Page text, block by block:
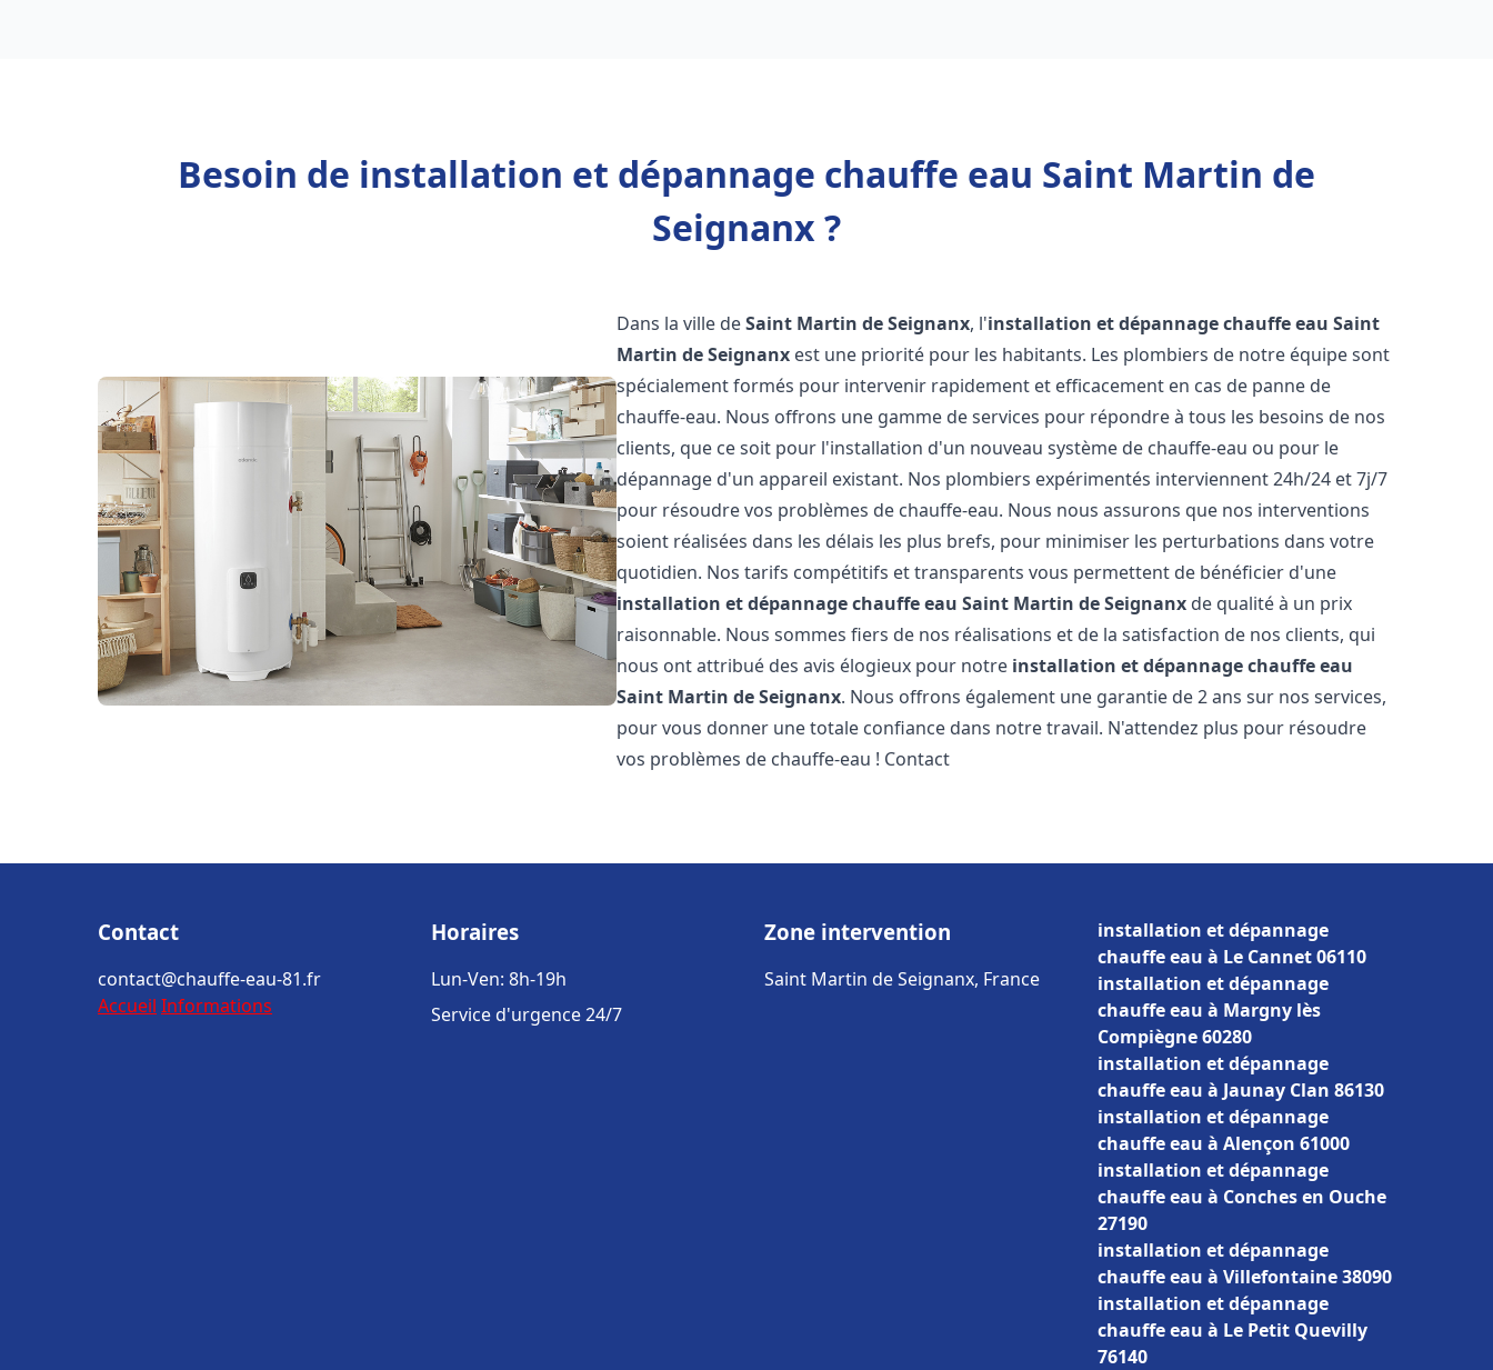
Besoin de installation et dépannage chauffe eau Saint Martin de
Seignanx ?
Dans la ville deSaint Martin de Seignanx, l'installation et dépannage chauffe eau Saint
Martin de Seignanx est une priorité pour les habitants. Les plombiers de notre équipe sont
spécialement formés pour intervenir rapidement et efficacement en cas de panne de
chauffe-eau. Nous offrons une gamme de services pour répondre à tous les besoins de nos
clients, que ce soit pour l'installation d'un nouveau système de chauffe-eau ou pour le
dépannage d'un appareil existant. Nos plombiers expérimentés interviennent 24h/24 et 7j/7
pour résoudre vos problèmes de chauffe-eau. Nous nous assurons que nos interventions
soient réalisées dans les délais les plus brefs, pour minimiser les perturbations dans votre
quotidien. Nos tarifs compétitifs et transparents vous permettent de bénéficier d'une
installation et dépannage chauffe eau Saint Martin de Seignanx de qualité à un prix
raisonnable. Nous sommes fiers de nos réalisations et de la satisfaction de nos clients, qui
nous ont attribué des avis élogieux pour notre installation et dépannage chauffe eau
Saint Martin de Seignanx. Nous offrons également une garantie de 2 ans sur nos services,
pour vous donner une totale confiance dans notre travail. N'attendez plus pour résoudre
vos problèmes de chauffe-eau ! Contact
Contact
contact@chauffe-eau-81.fr
Accueil Informations
Horaires
Lun-Ven: 8h-19h
Service d'urgence 24/7
Zone intervention
Saint Martin de Seignanx, France
installation et dépannage
chauffe eau à Le Cannet 06110
installation et dépannage
chauffe eau à Margny lès
Compiègne 60280
installation et dépannage
chauffe eau à Jaunay Clan 86130
installation et dépannage
chauffe eau à Alençon 61000
installation et dépannage
chauffe eau à Conches en Ouche
27190
installation et dépannage
chauffe eau à Villefontaine 38090
installation et dépannage
chauffe eau à Le Petit Quevilly
76140